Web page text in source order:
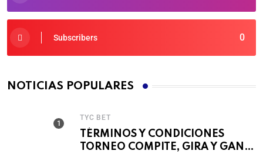
0
Subscribers
NOTICIAS POPULARES
TYC BET
TÉRMINOS Y CONDICIONES
TORNEO COMPITE, GIRA Y GANA